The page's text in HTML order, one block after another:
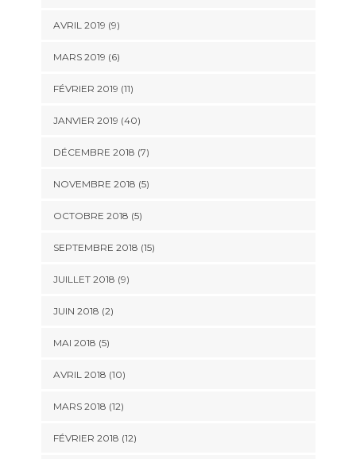
AVRIL 2019 (9)
MARS 2019 (6)
FÉVRIER 2019 (11)
JANVIER 2019 (40)
DÉCEMBRE 2018 (7)
NOVEMBRE 2018 (5)
OCTOBRE 2018 (5)
SEPTEMBRE 2018 (15)
JUILLET 2018 (9)
JUIN 2018 (2)
MAI 2018 (5)
AVRIL 2018 (10)
MARS 2018 (12)
FÉVRIER 2018 (12)